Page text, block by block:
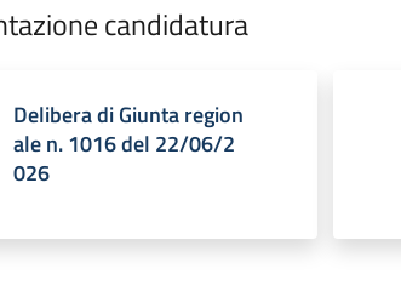
candidatura
Delibera di Giunta region
ale n. 1016 del 22/06/2
026